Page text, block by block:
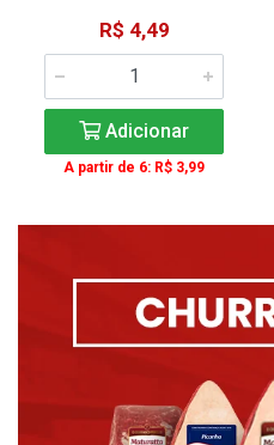
R$ 4,49
Adicionar
A partir de 6: R$ 3,99